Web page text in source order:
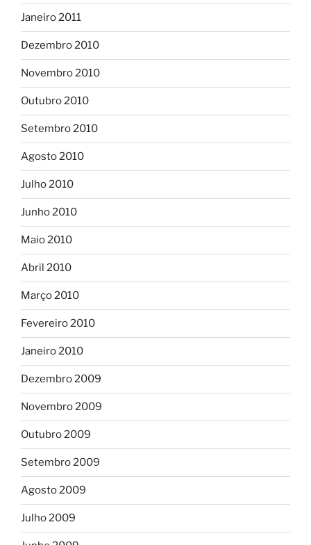
Janeiro 2011
Dezembro 2010
Novembro 2010
Outubro 2010
Setembro 2010
Agosto 2010
Julho 2010
Junho 2010
Maio 2010
Abril 2010
Março 2010
Fevereiro 2010
Janeiro 2010
Dezembro 2009
Novembro 2009
Outubro 2009
Setembro 2009
Agosto 2009
Julho 2009